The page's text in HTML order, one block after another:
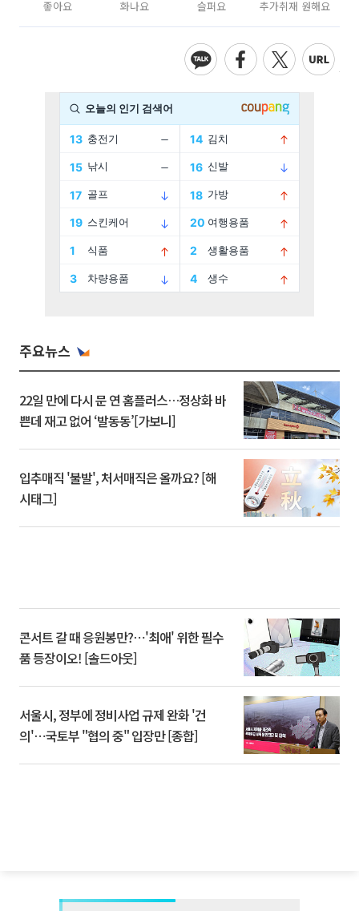
좋아요 화나요 슬퍼요 추가취재 원해요
주요뉴스
22일 만에 다시 문 연 홈플러스…정상화 바
쁜데 재고 없어 ‘발동동’[가보니]
입추매직 '불발', 처서매직은 올까요? [해
시태그]
콘서트 갈 때 응원봉만?⋯'최애' 위한 필수
품 등장이오! [솔드아웃]
서울시, 정부에 정비사업 규제 완화 '건
의'⋯국토부 "협의 중" 입장만 [종합]